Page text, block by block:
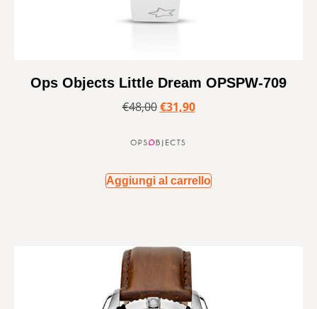
Ops Objects Little Dream OPSPW-709
€48,00 €31,90
Aggiungi al carrello